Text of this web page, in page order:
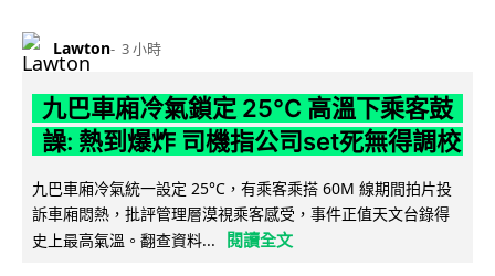
Lawton 3 小時
九巴車廂冷氣鎖定 25°C 高溫下乘客鼓
譟: 熱到爆炸 司機指公司set死無得調校
九巴車廂冷氣統一設定 25°C，有乘客乘搭 60M 線期間拍片投
訴車廂悶熱，批評管理層漠視乘客感受，事件正值天文台錄得
史上最高氣溫。翻查資料...
閱讀全文